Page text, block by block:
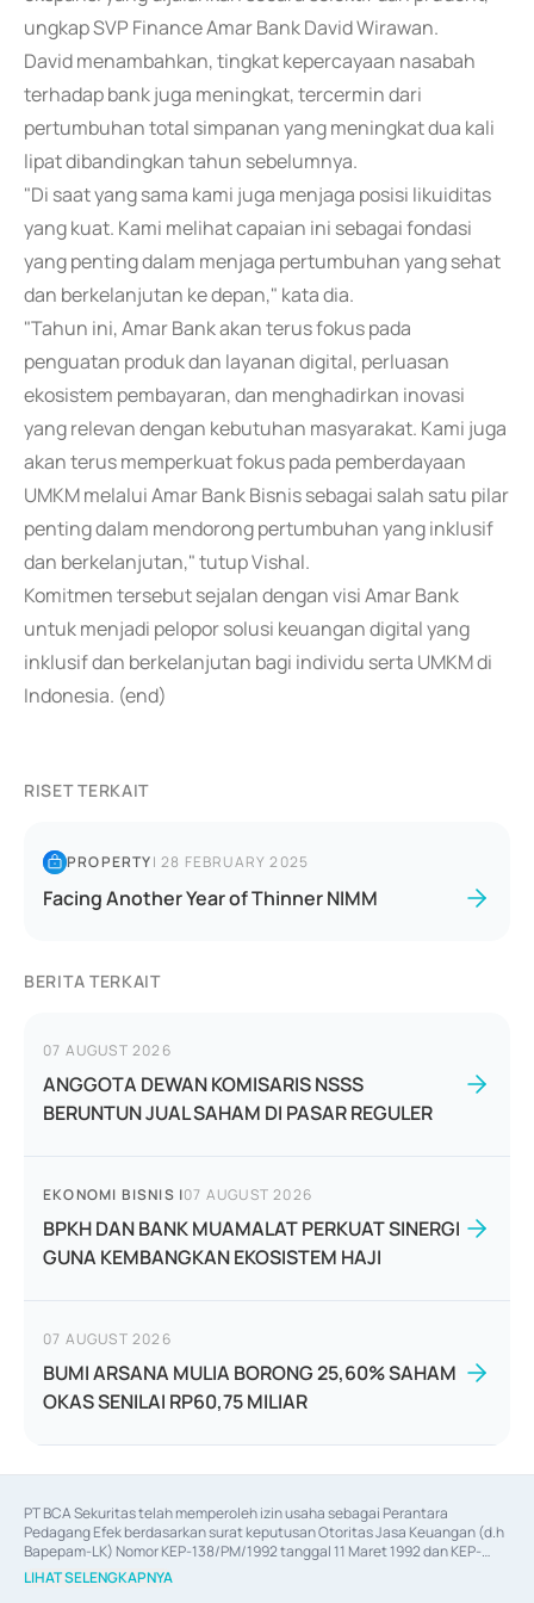
ungkap SVP Finance Amar Bank David Wirawan.
David menambahkan, tingkat kepercayaan nasabah
terhadap bank juga meningkat, tercermin dari
pertumbuhan total simpanan yang meningkat dua kali
lipat dibandingkan tahun sebelumnya.
"Di saat yang sama kami juga menjaga posisi likuiditas
yang kuat. Kami melihat capaian ini sebagai fondasi
yang penting dalam menjaga pertumbuhan yang sehat
dan berkelanjutan ke depan," kata dia.
"Tahun ini, Amar Bank akan terus fokus pada
penguatan produk dan layanan digital, perluasan
ekosistem pembayaran, dan menghadirkan inovasi
yang relevan dengan kebutuhan masyarakat. Kami juga
akan terus memperkuat fokus pada pemberdayaan
UMKM melalui Amar Bank Bisnis sebagai salah satu pilar
penting dalam mendorong pertumbuhan yang inklusif
dan berkelanjutan," tutup Vishal.
Komitmen tersebut sejalan dengan visi Amar Bank
untuk menjadi pelopor solusi keuangan digital yang
inklusif dan berkelanjutan bagi individu serta UMKM di
Indonesia. (end)
RISET TERKAIT
PROPERTY|28 FEBRUARY 2025
Facing Another Year of Thinner NIMM
BERITA TERKAIT
07 AUGUST 2026
ANGGOTA DEWAN KOMISARIS NSSS
BERUNTUN JUAL SAHAM DI PASAR REGULER
EKONOMI BISNIS |07 AUGUST 2026
BPKH DAN BANK MUAMALAT PERKUAT SINERGI
GUNA KEMBANGKAN EKOSISTEM HAJI
07 AUGUST 2026
BUMI ARSANA MULIA BORONG 25,60% SAHAM
OKAS SENILAI RP60,75 MILIAR
PT BCA Sekuritas telah memperoleh izin usaha sebagai Perantara
Pedagang Efek berdasarkan surat keputusan Otoritas Jasa Keuangan (d.h
Bapepam-LK) Nomor KEP-138/PM/1992 tanggal 11 Maret 1992 dan KEP-
06/D.04/2014 tanggal 28 Februari 2014, izin usaha sebagai Penjamin Emisi
Efek berdasarkan surat keputusan Otoritas Jasa Keuangan Nomor KEP-
LIHAT SELENGKAPNYA